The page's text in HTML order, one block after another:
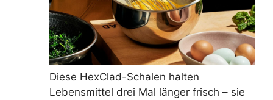
Diese HexClad-Schalen halten
Lebensmittel drei Mal länger frisch – sie